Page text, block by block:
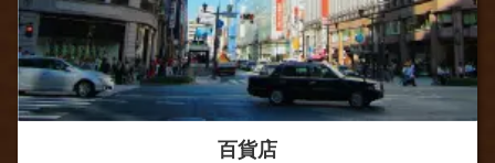
百貨店